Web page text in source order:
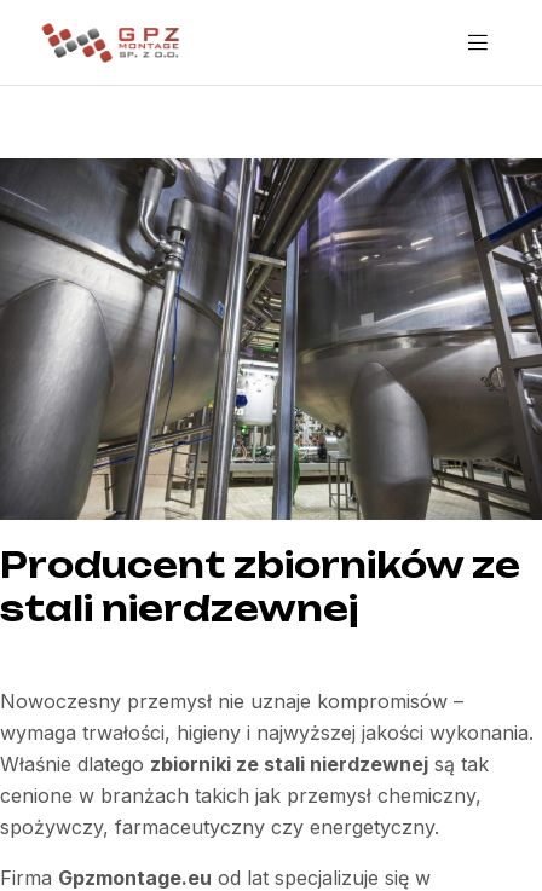
GPZ
Montage
Producent zbiorników ze
stali nierdzewnej
Nowoczesny przemysł nie uznaje kompromisów –
wymaga trwałości, higieny i najwyższej jakości wykonania.
Właśnie dlatego zbiorniki ze stali nierdzewnej są tak
cenione w branżach takich jak przemysł chemiczny,
spożywczy, farmaceutyczny czy energetyczny.
Firma Gpzmontage.eu od lat specjalizuje się w